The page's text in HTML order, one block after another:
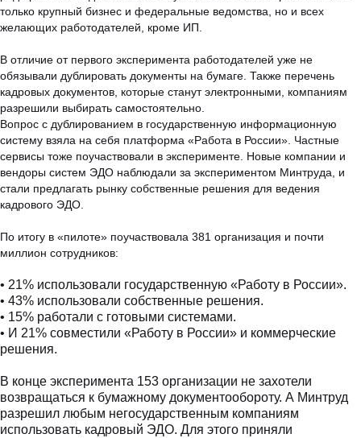
только крупный бизнес и федеральные ведомства, но и всех
желающих работодателей, кроме ИП.
В отличие от первого эксперимента работодателей уже не
обязывали дублировать документы на бумаге. Также перечень
кадровых документов, которые станут электронными, компаниям
разрешили выбирать самостоятельно.
Вопрос с дублированием в государственную информационную
систему взяла на себя платформа «Работа в России». Частные
сервисы тоже поучаствовали в эксперименте. Новые компании и
вендоры систем ЭДО наблюдали за экспериментом Минтруда, и
стали предлагать рынку собственные решения для ведения
кадрового ЭДО.
По итогу в «пилоте» поучаствовала 381 организация и почти
миллион сотрудников:
• 21% использовали государственную «Работу в России».
• 43% использовали собственные решения.
• 15% работали с готовыми системами.
• И 21% совместили «Работу в России» и коммерческие
решения.
В конце эксперимента 153 организации не захотели
возвращаться к бумажному документообороту. А Минтруд
разрешил любым негосударственным компаниям
использовать кадровый ЭДО. Для этого приняли